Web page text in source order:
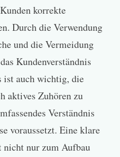
korrekte
Durch die Verwendung
und die Vermeidung
Kundenverständnis
ist auch wichtig, die
aktives Zuhören zu
Verständnis
voraussetzt. Eine klare
nur zum Aufbau